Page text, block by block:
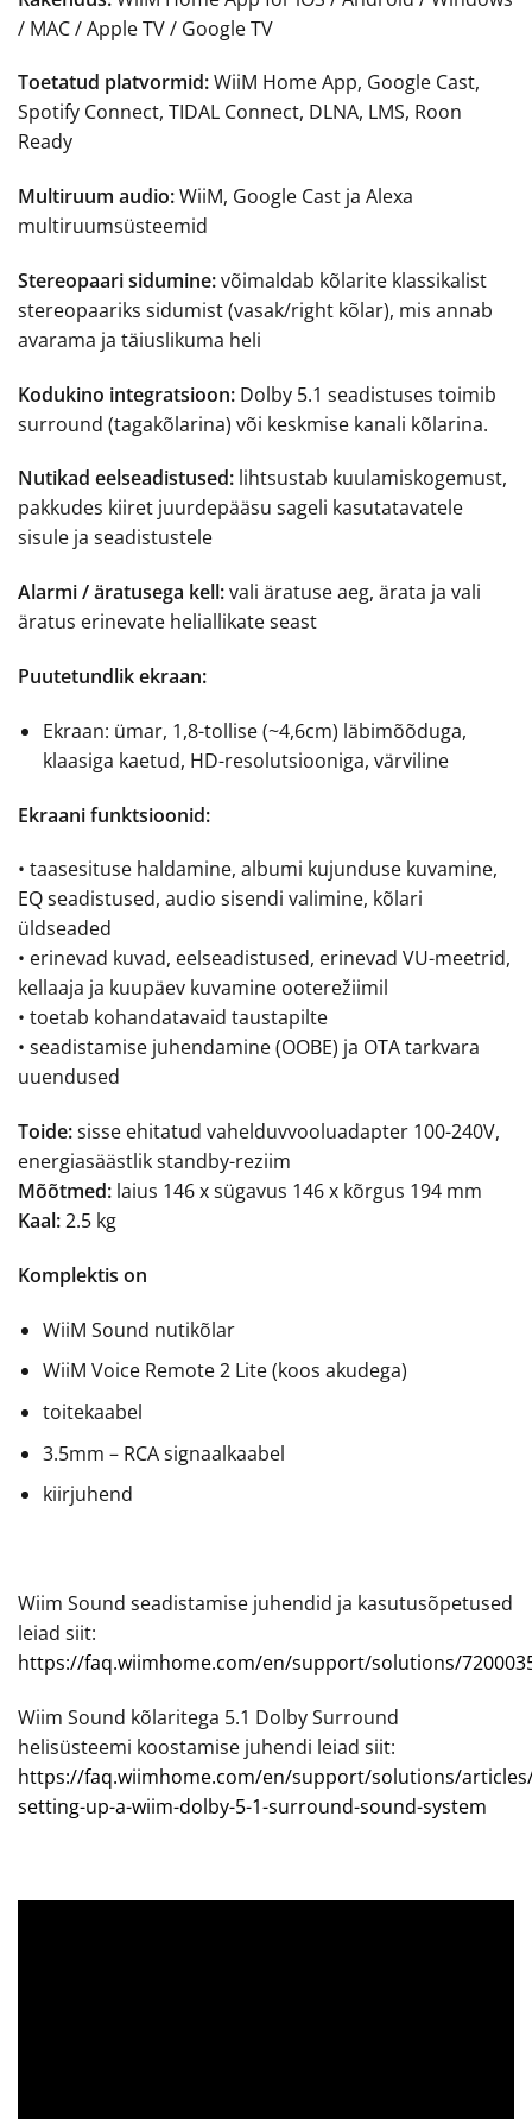
/ MAC / Apple TV / Google TV
Toetatud platvormid:WiiM Home App, Google Cast,
Spotify Connect, TIDAL Connect, DLNA, LMS, Roon
Ready
Multiruum audio:WiiM, Google Cast ja Alexa
multiruumsüsteemid
Stereopaari sidumine:võimaldab kõlarite klassikalist
stereopaariks sidumist (vasak/right kõlar), mis annab
avarama ja täiuslikuma heli
Kodukino integratsioon: Dolby 5.1 seadistuses toimib
surround (tagakõlarina) või keskmise kanali kõlarina.
Nutikad eelseadistused: lihtsustab kuulamiskogemust,
pakkudes kiiret juurdepääsu sageli kasutatavatele
sisule ja seadistustele
Alarmi / äratusega kell:vali äratuse aeg, ärata ja vali
äratus erinevate heliallikate seast
Puutetundlik ekraan:
Ekraan: ümar, 1,8-tollise (~4,6cm) läbimõõduga,
klaasiga kaetud, HD-resolutsiooniga, värviline
Ekraani funktsioonid:
• taasesituse haldamine, albumi kujunduse kuvamine,
EQ seadistused, audio sisendi valimine, kõlari
üldseaded
• erinevad kuvad, eelseadistused, erinevad VU-meetrid,
kellaaja ja kuupäev kuvamine ooterežiimil
• toetab kohandatavaid taustapilte
• seadistamise juhendamine (OOBE) ja OTA tarkvara
uuendused
Toide:sisse ehitatud vahelduvvooluadapter 100-240V,
energiasäästlik standby-reziim
Mõõtmed: laius 146 x sügavus 146 x kõrgus 194 mm
Kaal:2.5 kg
Komplektis on
WiiM Sound nutikõlar
WiiM Voice Remote 2 Lite (koos akudega)
toitekaabel
3.5mm – RCA signaalkaabel
kiirjuhend
Wiim Sound seadistamise juhendid ja kasutusõpetused
leiad siit:
https://faq.wiimhome.com/en/support/solutions/
Wiim Sound kõlaritega 5.1 Dolby Surround
helisüsteemi koostamise juhendi leiad siit:
https://faq.wiimhome.com/en/support/solutions/articles/
setting-up-a-wiim-dolby-5-1-surround-sound-system